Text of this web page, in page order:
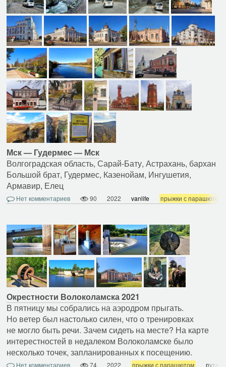
Мск — Гудермес — Мск
Волгоградская область, Сарай-Бату, Астрахань, бархан
Большой брат, Гудермес, Казенойам, Ингушетия,
Армавир, Елец
Нет комментариев 90 2022 vanlife прыжки с парашютом
Окрестности Волоколамска 2021
В пятницу мы собрались на аэродром прыгать.
Но ветер был настолько силен, что о тренировках
не могло быть речи. Зачем сидеть на месте? На карте
интерестностей в недалеком Волоколамске было
несколько точек, запланированных к посещению.
Нет комментариев 74 2022 прыжки с парашютом